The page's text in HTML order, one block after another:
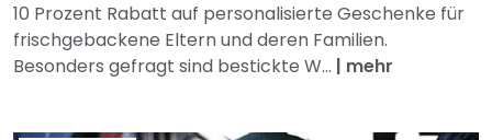
10 Prozent Rabatt auf personalisierte Geschenke für
frischgebackene Eltern und deren Familien.
Besonders gefragt sind bestickte W... | mehr